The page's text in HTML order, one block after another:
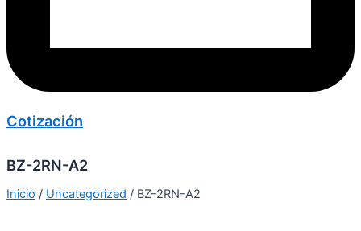
Cotización
BZ-2RN-A2
Inicio / Uncategorized / BZ-2RN-A2